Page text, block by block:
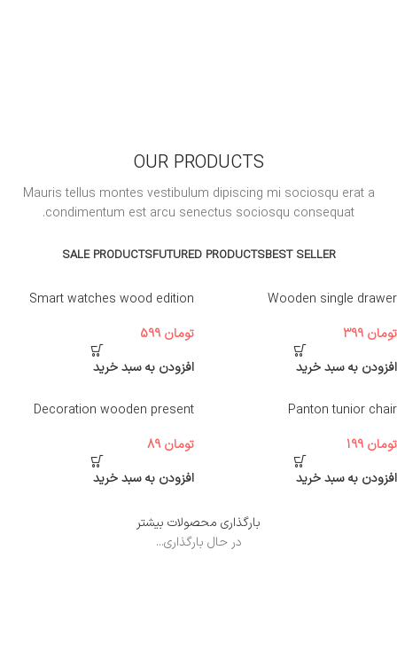
OUR PRODUCTS
Mauris tellus montes vestibulum dipiscing mi sociosqu erat a
condimentum est arcu senectus sociosqu consequat.
BEST SELLER
FUTURED PRODUCTS
SALE PRODUCTS
Wooden single drawer
تومان
افزودن به سبد خرید
Smart watches wood edition
تومان
افزودن به سبد خرید
Panton tunior chair
تومان
افزودن به سبد خرید
Decoration wooden present
تومان
افزودن به سبد خرید
بارگذاری محصولات بیشتر
در حال بارگذاری...